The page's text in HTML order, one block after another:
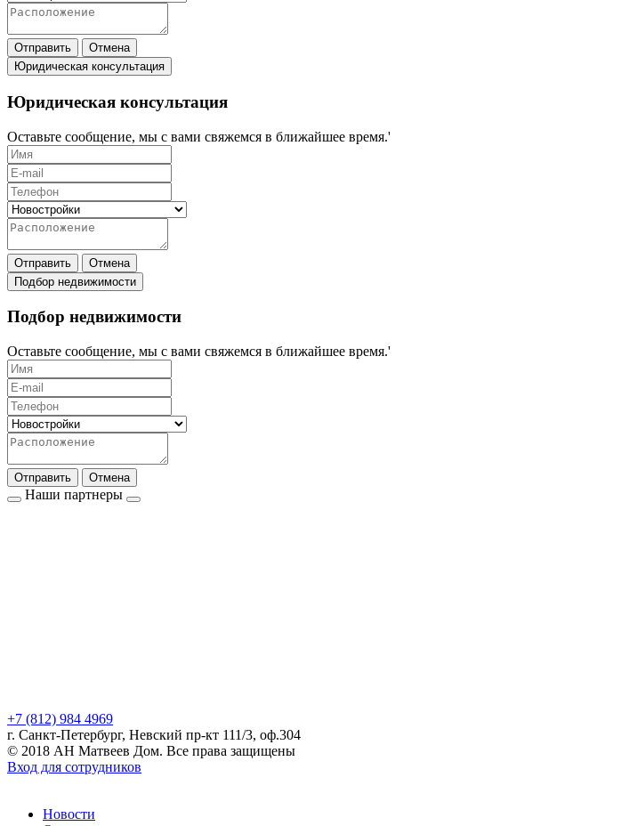
Отправить
Отмена
Юридическая консультация
Юридическая консультация
Оставьте сообщение, мы с вами свяжемся в ближайшее время.'
Отправить
Отмена
Подбор недвижимости
Подбор недвижимости
Оставьте сообщение, мы с вами свяжемся в ближайшее время.'
Отправить Отмена
Наши партнеры
+7 (812) 984 4969
г. Санкт-Петербург, Невский пр-кт 111/3, оф.304
© 2018 АН Матвеев Дом. Все права защищены
Вход для сотрудников
Новости